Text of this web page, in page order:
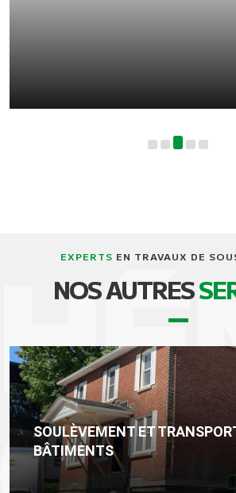
EXPERTS EN TRAVAUX DE
NOS AUTRES
SOULÈVEMENT ET
BÂTIMENTS